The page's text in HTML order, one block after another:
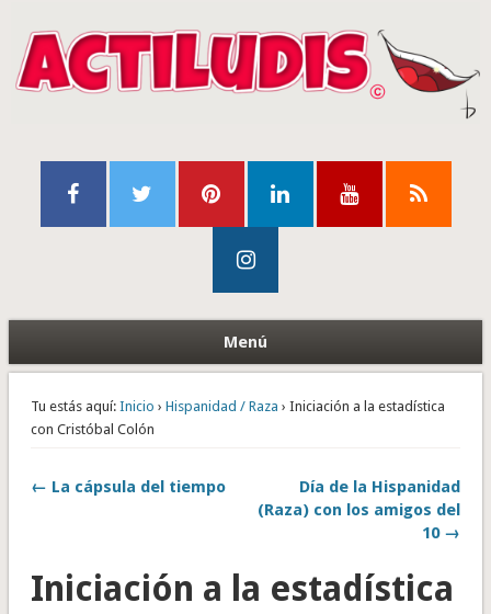
Menú
Tu estás aquí: Inicio › Hispanidad / Raza › Iniciación a la estadística
con Cristóbal Colón
← La cápsula del tiempo
Día de la Hispanidad
(Raza) con los amigos del
10 →
Iniciación a la estadística